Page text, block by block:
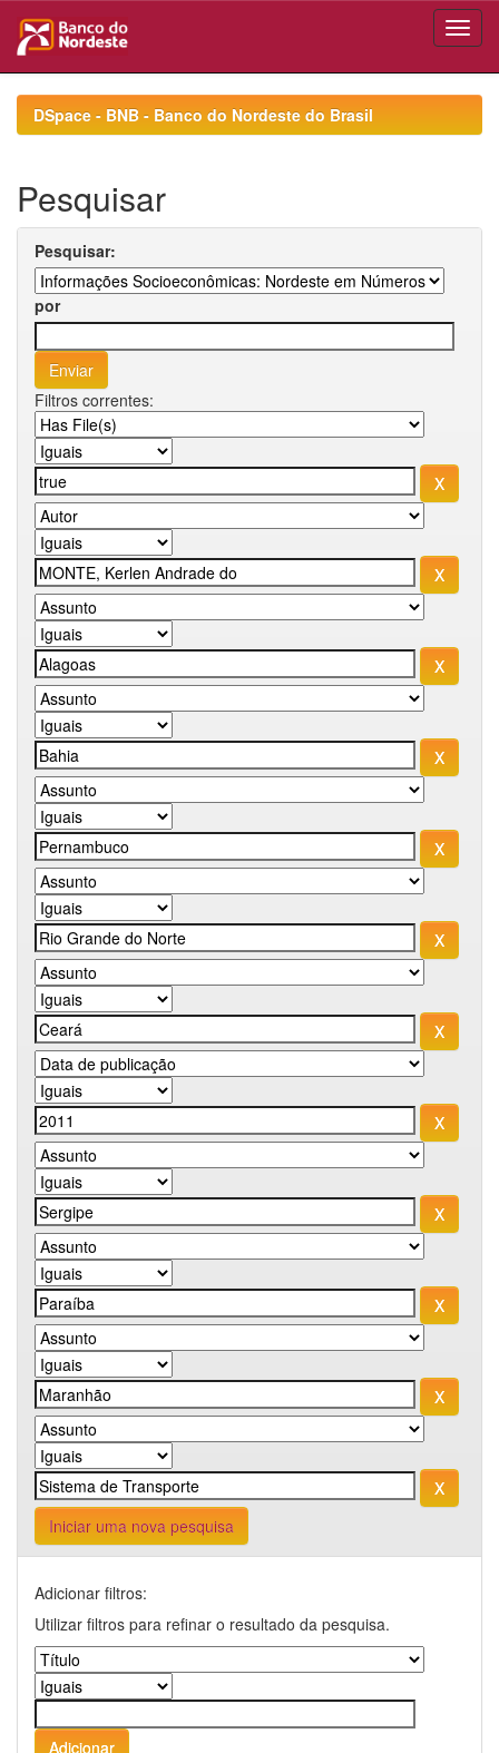
navigationDSpace - BNB - Banco do Nordeste do Brasil
Pesquisar
Pesquisar:
por
Filtros correntes:
Iniciar uma nova pesquisa
Adicionar filtros:
Utilizar filtros para refinar o resultado da pesquisa.